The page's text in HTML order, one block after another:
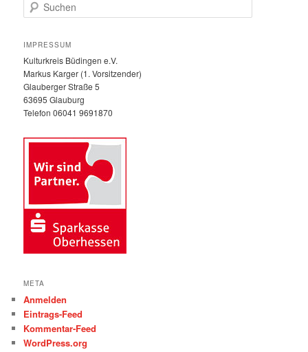
u
h
n
IMPRESSUM
Kulturkreis Büdingen e.V.
Markus Karger (1. Vorsitzender)
Glauberger Straße 5
63695 Glauburg
Telefon 06041 9691870
META
Anmelden
Eintrags-Feed
Kommentar-Feed
WordPress.org